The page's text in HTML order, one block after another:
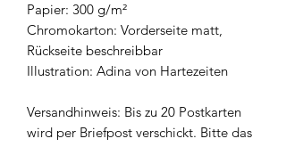
Papier: 300 g/m²
Chromokarton: Vorderseite matt,
Rückseite beschreibbar
Illustration: Adina von Hartezeiten
Versandhinweis: Bis zu 20 Postkarten
wird per Briefpost verschickt. Bitte das